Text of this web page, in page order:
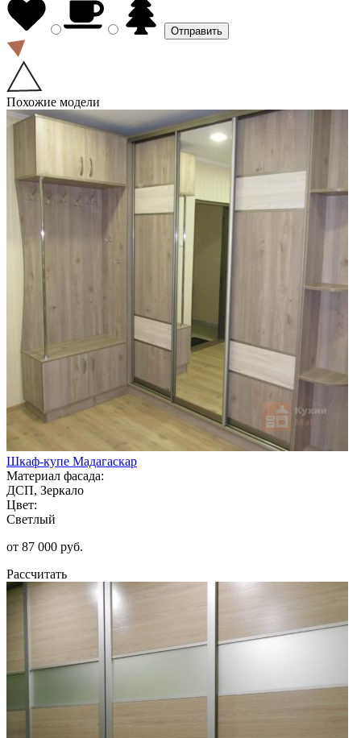
Похожие модели
Шкаф-купе Мадагаскар
Материал фасада:
ДСП, Зеркало
Цвет:
Светлый
от 87 000 руб.
Рассчитать